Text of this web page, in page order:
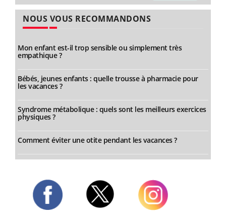
NOUS VOUS RECOMMANDONS
Mon enfant est-il trop sensible ou simplement très
empathique ?
Bébés, jeunes enfants : quelle trousse à pharmacie pour
les vacances ?
Syndrome métabolique : quels sont les meilleurs exercices
physiques ?
Comment éviter une otite pendant les vacances ?